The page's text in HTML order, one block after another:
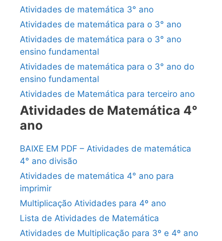
Atividades de matemática 3° ano
Atividades de matemática para o 3° ano
Atividades de matemática para o 3° ano
ensino fundamental
Atividades de matemática para o 3° ano do
ensino fundamental
Atividades de Matemática para terceiro ano
Atividades de Matemática 4°
ano
BAIXE EM PDF – Atividades de matemática
4° ano divisão
Atividades de matemática 4° ano para
imprimir
Multiplicação Atividades para 4º ano
Lista de Atividades de Matemática
Atividades de Multiplicação para 3º e 4º ano